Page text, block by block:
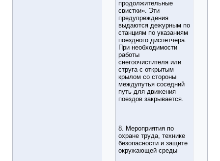
продолжительные
свистки». Эти
предупреждения
выдаются дежурным по
станциям по указаниям
поездного диспетчера.
При необходимости
работы
снегоочистителя или
струга с открытым
крылом со стороны
междупутья соседний
путь для движения
поездов закрывается.
8. Мероприятия по
охране труда, технике
безопасности и защите
окружающей среды